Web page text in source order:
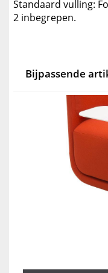
Standaard vulling:
2 inbegrepen.
Bijpassende